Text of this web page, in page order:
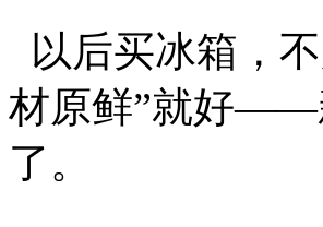
以后买冰箱，
材原鲜”就好——
了。